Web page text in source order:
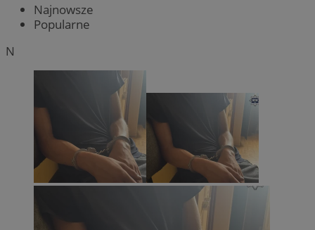
Najnowsze
Popularne
N